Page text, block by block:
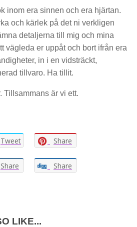
inom era sinnen och era hjärtan.
och kärlek på det ni verkligen
detaljerna till mig och mina
vägleda er uppåt och bort ifrån era
in i en vidsträckt,
tillvaro. Ha tillit.
Tillsammans är vi ett.
Tweet Share
Share Share
LIKE...